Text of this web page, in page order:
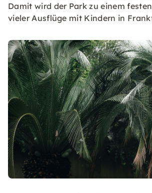
Damit wird der Park zu einem
vieler Ausflüge mit Kindern in